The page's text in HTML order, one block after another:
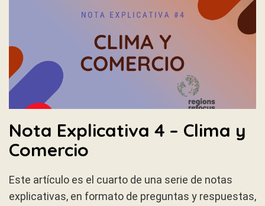
Nota Explicativa 4 – Clima y
Comercio
Este artículo es el cuarto de una serie de notas
explicativas, en formato de preguntas y respuestas,